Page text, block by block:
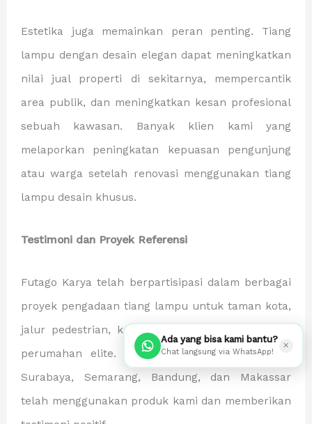
Estetika juga memainkan peran penting. Tiang
lampu dengan desain elegan dapat meningkatkan
nilai jual properti di sekitarnya, mempercantik
area publik, dan meningkatkan kesan profesional
sebuah kawasan. Banyak klien kami yang
melaporkan peningkatan kepuasan pengunjung
atau warga setelah renovasi menggunakan tiang
lampu desain khusus.
Testimoni dan Proyek Referensi
Futago Karya telah berpartisipasi dalam berbagai
proyek pengadaan tiang lampu untuk taman kota,
jalur pedestrian, kawasan industri, dan komplek
perumahan elite. Beberapa kota besar seperti
Surabaya, Semarang, Bandung, dan Makassar
telah menggunakan produk kami dan memberikan
Ada yang bisa kami bantu?
Chat langsung via WhatsApp!
✕